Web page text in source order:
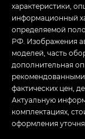
характеристики,
информационный
определяемой
РФ. Изображения
моделей, часть
дополнительная
фактических цен,
Актуальную
комплектациях,
оформления